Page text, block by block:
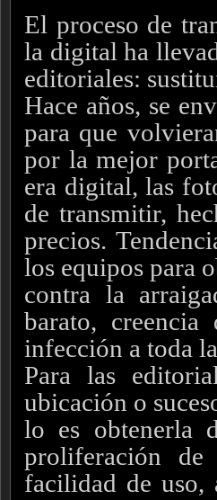
El proceso de
la digital ha
editoriales:
Hace años, se
para que
por la mejor
era digital, las
de transmitir,
precios.
los equipos para
contra la
barato,
infección a toda
Para las
ubicación o
lo es obtenerla
proliferación
facilidad de uso,